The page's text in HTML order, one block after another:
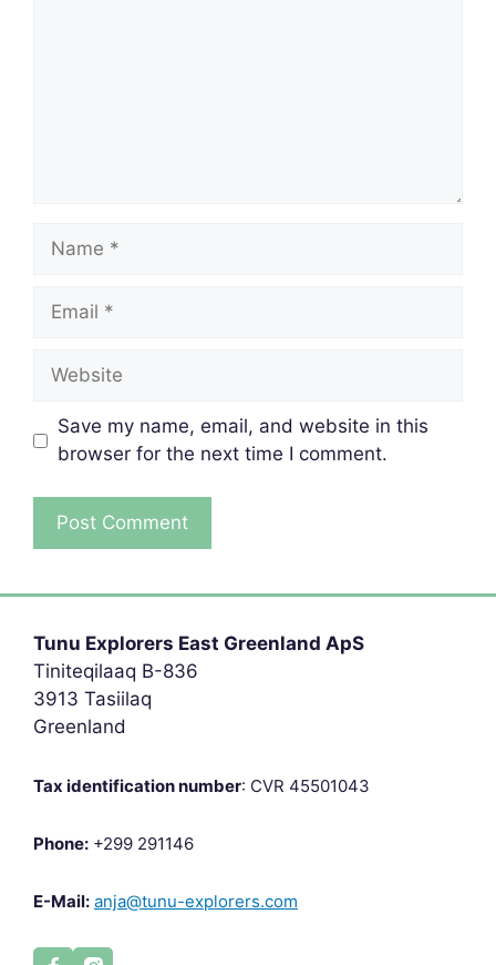
Name
Email
Website
Save my name, email, and website in this
browser for the next time I comment.
Tunu Explorers East Greenland ApS
Tiniteqilaaq B-836
3913 Tasiilaq
Greenland
Tax identification number: CVR 45501043
Phone: +299 291146
E-Mail: anja@tunu-explorers.com